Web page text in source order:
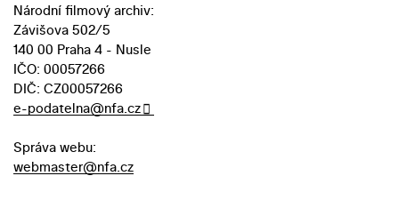
Národní filmový archiv:
Závišova 502/5
140 00 Praha 4 - Nusle
IČO: 00057266
DIČ: CZ00057266
e-podatelna@nfa.cz
Správa webu:
webmaster@nfa.cz